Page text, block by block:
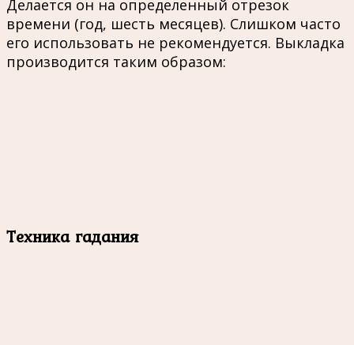
Делается он на определенный отрезок
времени (год, шесть месяцев). Слишком часто
его использовать не рекомендуется. Выкладка
производится таким образом:
Техника гадания